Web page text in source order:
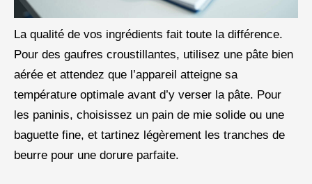
La qualité de vos ingrédients fait toute la différence.
Pour des gaufres croustillantes, utilisez une pâte bien
aérée et attendez que l’appareil atteigne sa
température optimale avant d’y verser la pâte. Pour
les paninis, choisissez un pain de mie solide ou une
baguette fine, et tartinez légèrement les tranches de
beurre pour une dorure parfaite.